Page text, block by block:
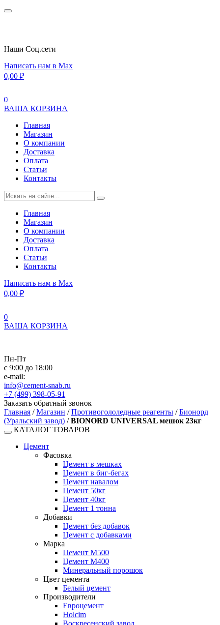
Наши Cоц.сети
Написать нам в Max
0,00 ₽
0
ВАША КОРЗИНА
Главная
Магазин
О компании
Доставка
Оплата
Статьи
Контакты
Главная
Магазин
О компании
Доставка
Оплата
Статьи
Контакты
Написать нам в Max
0,00 ₽
0
ВАША КОРЗИНА
Пн-Пт
с 9:00 до 18:00
e-mail:
info@cement-snab.ru
+7 (499) 398-05-91
Заказать обратный звонок
Главная /Магазин /Противогололедные реагенты /Бионорд
(Уральский завод) /BIONORD UNIVERSAL мешок 23кг
КАТАЛОГ ТОВАРОВ
Цемент
Фасовка
Цемент в мешках
Цемент в биг-бегах
Цемент навалом
Цемент 50кг
Цемент 40кг
Цемент 1 тонна
Добавки
Цемент без добавок
Цемент с добавками
Марка
Цемент М500
Цемент М400
Минеральный порошок
Цвет цемента
Белый цемент
Производители
Евроцемент
Holcim
Воскресенский завод